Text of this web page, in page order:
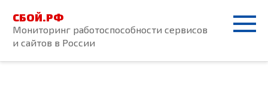
контенту
СБОЙ.РФ
Мониторинг работоспособности сервисов
и сайтов в России